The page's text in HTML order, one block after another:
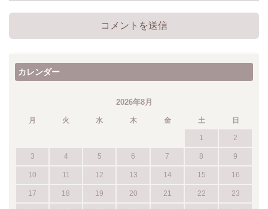
カレンダー
2026年8月
月 火 水 木 金 土 日
1 2
3 4 5 6 7 8 9
10 11 12 13 14 15 16
17 18 19 20 21 22 23